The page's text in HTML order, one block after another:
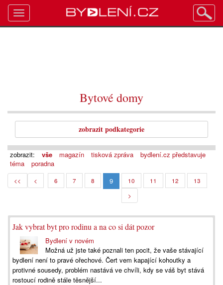
Bytové domy
zobrazit podkategorie
zobrazit: vše magazín tisková zpráva
bydlení.cz představuje
téma
poradna
<< < 6 7 8 9 10 11 12
13
>
Jak vybrat byt pro rodinu a na co si dát pozor
Bydlení v novém
Možná už jste také poznali ten pocit, že vaše stávající
bydlení není to pravé ořechové. Čert vem kapající kohoutky a
protivné sousedy, problém nastává ve chvíli, kdy se váš byt stává
rostoucí rodině stále těsnější...
Toggle
navigation